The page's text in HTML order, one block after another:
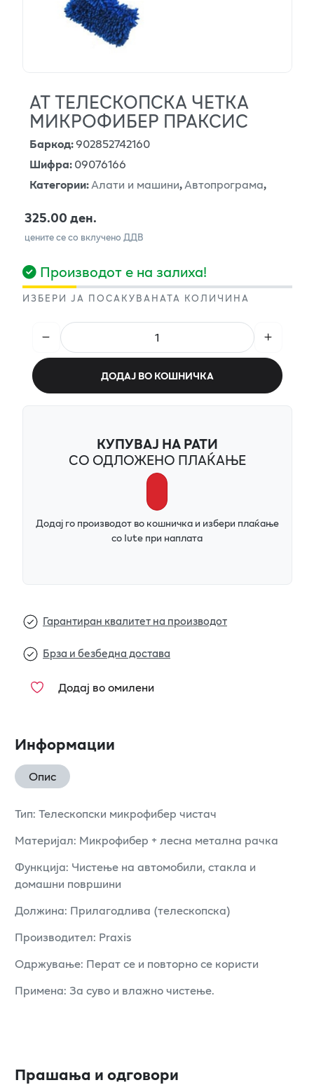
АТ ТЕЛЕСКОПСКА ЧЕТКА
МИКРОФИБЕР ПРАКСИС
Баркод:902852742160
Шифра:09076166
Категории:Алати и машини,Автопрограма,
325.00 ден.
цените се со вклучено ДДВ
Производот е на залиха!
ИЗБЕРИ ЈА ПОСАКУВАНАТА КОЛИЧИНА
ДОДАЈ ВО КОШНИЧКА
КУПУВАЈ НА РАТИ
СО ОДЛОЖЕНО ПЛАЌАЊЕ
Додај го производот во кошничка и избери плаќање
со Iute при наплата
Гарантиран квалитет на производот
Брза и безбедна достава
Додај во омилени
Информации
Опис
Тип: Телескопски микрофибер чистач
Материјал: Микрофибер + лесна метална рачка
Функција: Чистење на автомобили, стакла и
домашни површини
Должина: Прилагодлива (телескопска)
Производител: Praxis
Одржување: Перат се и повторно се користи
Примена: За суво и влажно чистење.
Прашања и одговори